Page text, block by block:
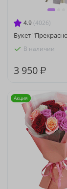
4.9 (4026)
Букет
В наличии
3 950 ₽
Акция